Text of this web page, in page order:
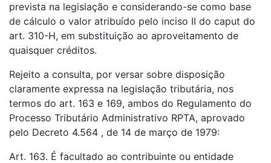
prevista na legislação e considerando-se como base
de cálculo o valor atribuído pelo inciso II do caput do
art. 310-H, em substituição ao aproveitamento de
quaisquer créditos.
Rejeito a consulta, por versar sobre disposição
claramente expressa na legislação tributária, nos
termos do art. 163 e 169, ambos do Regulamento do
Processo Tributário Administrativo RPTA, aprovado
pelo Decreto 4.564 , de 14 de março de 1979:
Art. 163. É facultado ao contribuinte ou entidade